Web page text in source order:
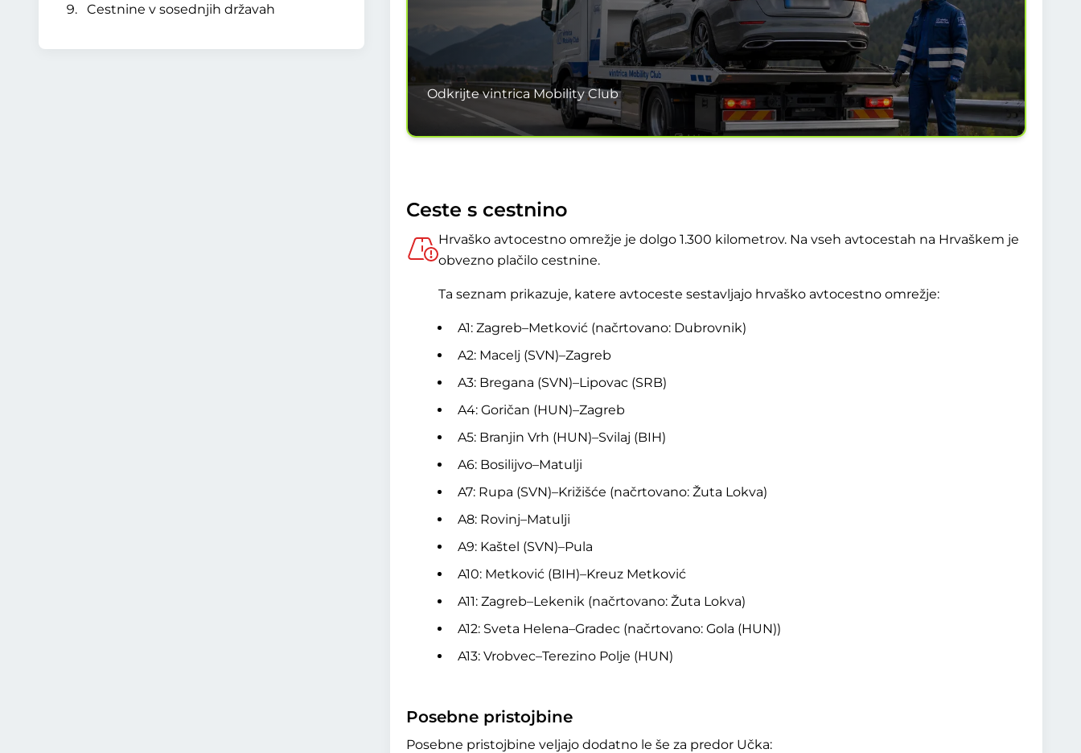
Cestnine v sosednjih državah
Odkrijte vintrica Mobility Club
Ceste s cestnino
Hrvaško avtocestno omrežje je dolgo 1.300 kilometrov. Na vseh avtocestah na Hrvaškem je
obvezno plačilo cestnine.
Ta seznam prikazuje, katere avtoceste sestavljajo hrvaško avtocestno omrežje:
A1: Zagreb–Metković (načrtovano: Dubrovnik)
A2: Macelj (SVN)–Zagreb
A3: Bregana (SVN)–Lipovac (SRB)
A4: Goričan (HUN)–Zagreb
A5: Branjin Vrh (HUN)–Svilaj (BIH)
A6: Bosilijvo–Matulji
A7: Rupa (SVN)–Križišće (načrtovano: Žuta Lokva)
A8: Rovinj–Matulji
A9: Kaštel (SVN)–Pula
A10: Metković (BIH)–Kreuz Metković
A11: Zagreb–Lekenik (načrtovano: Žuta Lokva)
A12: Sveta Helena–Gradec (načrtovano: Gola (HUN))
A13: Vrobvec–Terezino Polje (HUN)
Posebne pristojbine
Posebne pristojbine veljajo dodatno le še za predor Učka: